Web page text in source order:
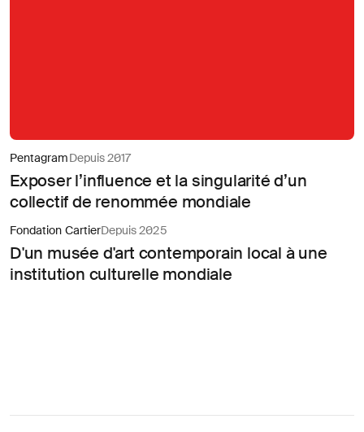
PentagramDepuis 2017
Exposer l’influence et la singularité d’un
collectif de renommée mondiale
Fondation CartierDepuis 2025
D'un musée d'art contemporain local à une
institution culturelle mondiale